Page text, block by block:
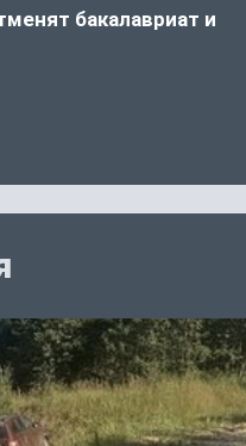
бакалавриат и